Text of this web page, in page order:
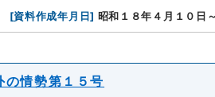
[資料作成年月日] 昭和１８年４月１０日
の情勢第１５号